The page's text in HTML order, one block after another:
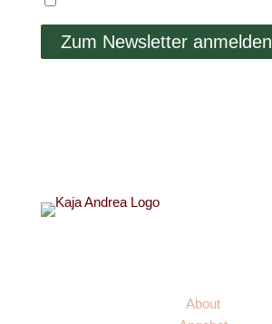
Zum Newsletter anmelden
About